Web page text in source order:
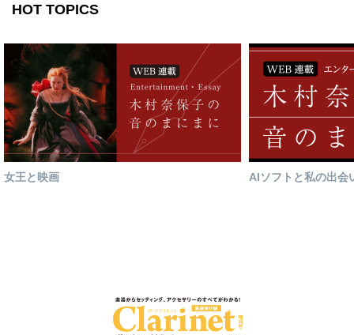
HOT TOPICS
女王と映画 AIソフトと私の出会